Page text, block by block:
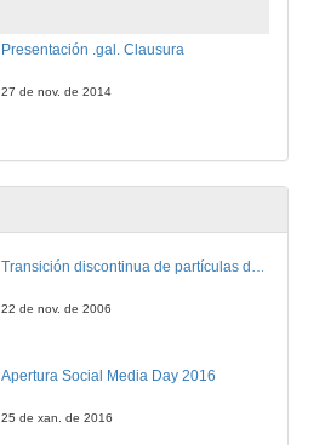
Presentación .gal. Clausura
27 de nov. de 2014
Transición discontinua de partículas de microgel termosensible
22 de nov. de 2006
Apertura Social Media Day 2016
25 de xan. de 2016